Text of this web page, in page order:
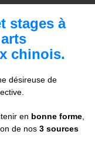
stages à
chinois.
désireuse de
en bonne forme
de nos 3 sources